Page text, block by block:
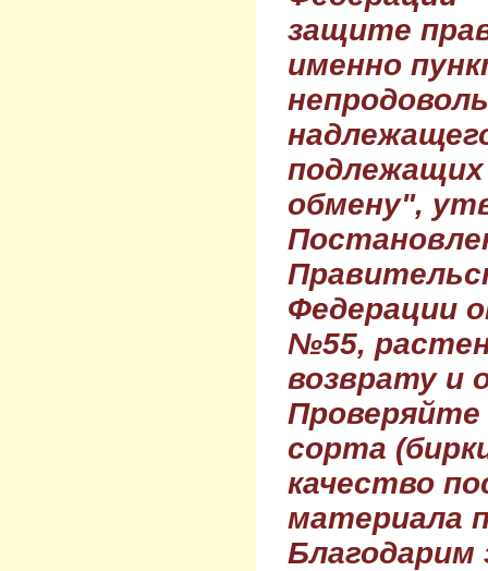
защите
именно
обмену",
Федерации
№55,
возврату и
Проверяйте
сорта
качество
материала
Благодарим